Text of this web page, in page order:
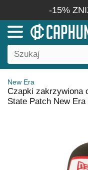
-15%
New Era
Czapki zakrzywiona
State Patch New Era